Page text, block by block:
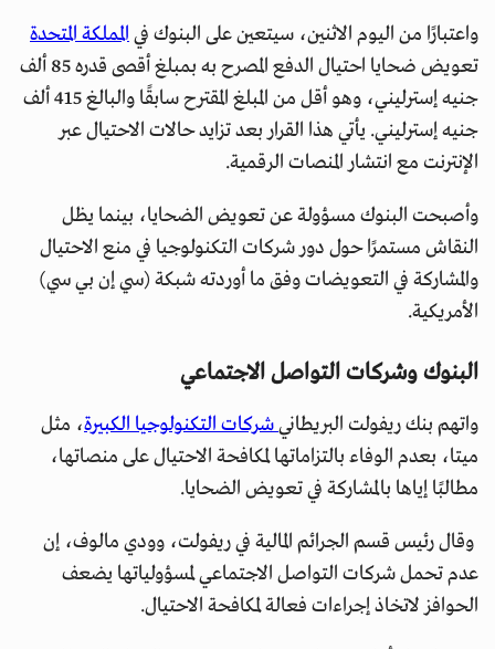
واعتبارًا من اليوم الاثنين، سيتعين على البنوك فيالمملكة المتحدة
تعويض ضحايا احتيال الدفع المصرح به بمبلغ أقصى قدره 85 ألف
جنيه إسترليني، وهو أقل من المبلغ المقترح سابقًا والبالغ 415 ألف
جنيه إسترليني. يأتي هذا القرار بعد تزايد حالات الاحتيال عبر
الإنترنت مع انتشار المنصات الرقمية.
وأصبحت البنوك مسؤولة عن تعويض الضحايا، بينما يظل
النقاش مستمرًا حول دور شركات التكنولوجيا في منع الاحتيال
والمشاركة في التعويضات وفق ما أوردته شبكة (سي إن بي سي)
الأمريكية.
البنوك وشركات التواصل الاجتماعي
واتهم بنك ريفولت البريطانيشركات التكنولوجيا الكبيرة، مثل
ميتا، بعدم الوفاء بالتزاماتها لمكافحة الاحتيال على منصاتها،
مطالبًا إياها بالمشاركة في تعويض الضحايا.
وقال رئيس قسم الجرائم المالية في ريفولت، وودي مالوف، إن
عدم تحمل شركات التواصل الاجتماعي لمسؤولياتها يضعف
الحوافز لاتخاذ إجراءات فعالة لمكافحة الاحتيال.